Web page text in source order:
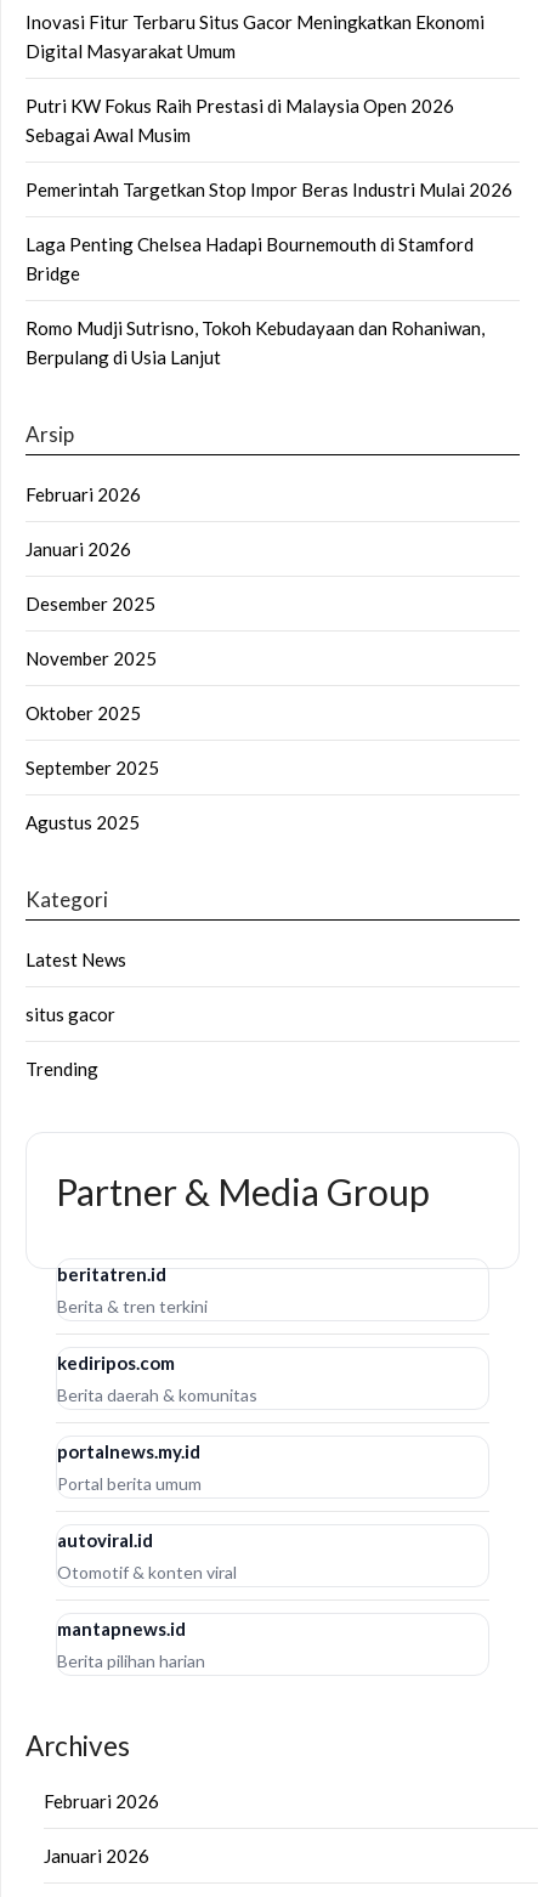
Inovasi Fitur Terbaru Situs Gacor Meningkatkan Ekonomi
Digital Masyarakat Umum
Putri KW Fokus Raih Prestasi di Malaysia Open 2026
Sebagai Awal Musim
Pemerintah Targetkan Stop Impor Beras Industri Mulai 2026
Laga Penting Chelsea Hadapi Bournemouth di Stamford
Bridge
Romo Mudji Sutrisno, Tokoh Kebudayaan dan Rohaniwan,
Berpulang di Usia Lanjut
Arsip
Februari 2026
Januari 2026
Desember 2025
November 2025
Oktober 2025
September 2025
Agustus 2025
Kategori
Latest News
situs gacor
Trending
Partner & Media Group
beritatren.id
Berita & tren terkini
kediripos.com
Berita daerah & komunitas
portalnews.my.id
Portal berita umum
autoviral.id
Otomotif & konten viral
mantapnews.id
Berita pilihan harian
Archives
Februari 2026
Januari 2026